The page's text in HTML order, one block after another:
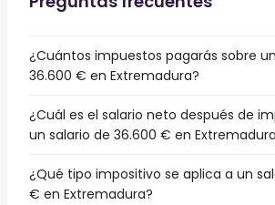
¿Cuántos impuestos pagarás sobre
36.600 € en Extremadura?
¿Cuál es el salario neto después de
un salario de 36.600 € en
¿Qué tipo impositivo se aplica a un
€ en Extremadura?